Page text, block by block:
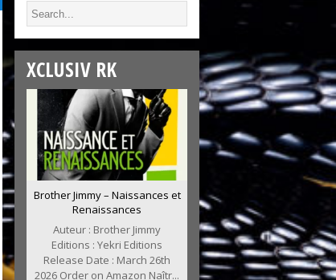
XCLUSIV RK
Brother Jimmy – Naissances et
Renaissances
Auteur : Brother Jimmy
Editions : Yekri Editions
Release Date : March 26th
2026 Order on Amazon Naîtr...